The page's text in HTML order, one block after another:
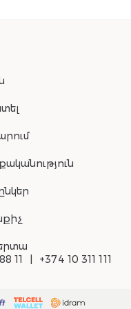
11 +374 10 311 111